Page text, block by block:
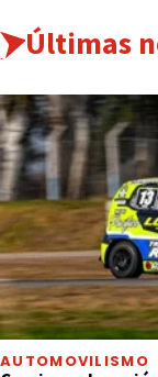
Últimas
AUTOMOVILISMO